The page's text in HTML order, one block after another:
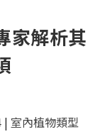
家解析其
| 室內植物類型